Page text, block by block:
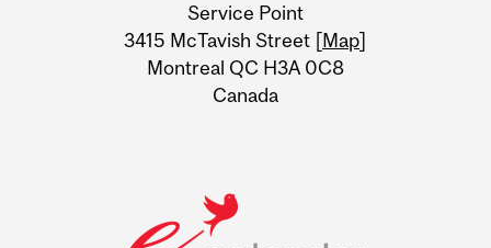
Information
Service Point
3415 McTavish Street [Map]
Montreal QC H3A 0C8
Canada